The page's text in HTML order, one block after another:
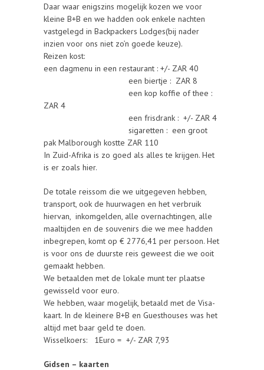
Daar waar enigszins mogelijk kozen we voor
kleine B+B en we hadden ook enkele nachten
vastgelegd in Backpackers Lodges(bij nader
inzien voor ons niet zo’n goede keuze).
Reizen kost:
een dagmenu in een restaurant : +/- ZAR 40
een biertje : ZAR 8
een kop koffie of thee :
ZAR 4
een frisdrank : +/- ZAR 4
sigaretten : een groot
pak Malborough kostte ZAR 110
In Zuid-Afrika is zo goed als alles te krijgen. Het
is er zoals hier.
De totale reissom die we uitgegeven hebben,
transport, ook de huurwagen en het verbruik
hiervan, inkomgelden, alle overnachtingen, alle
maaltijden en de souvenirs die we mee hadden
inbegrepen, komt op € 2776,41 per persoon. Het
is voor ons de duurste reis geweest die we ooit
gemaakt hebben.
We betaalden met de lokale munt ter plaatse
gewisseld voor euro.
We hebben, waar mogelijk, betaald met de Visa-
kaart. In de kleinere B+B en Guesthouses was het
altijd met baar geld te doen.
Wisselkoers: 1Euro = +/- ZAR 7,93
Gidsen – kaarten